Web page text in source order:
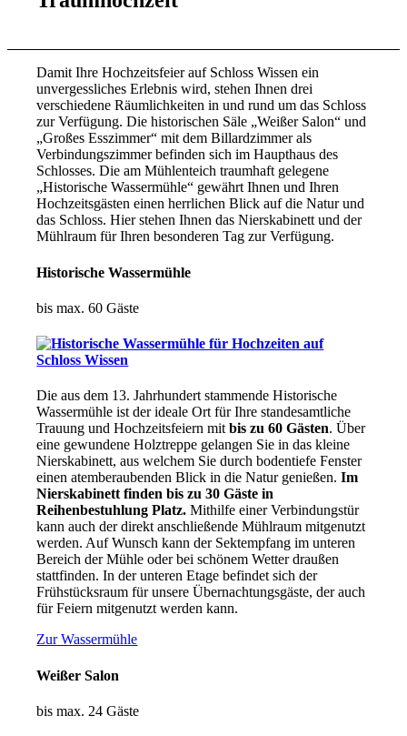
Damit Ihre Hochzeitsfeier auf Schloss Wissen ein
unvergessliches Erlebnis wird, stehen Ihnen drei
verschiedene Räumlichkeiten in und rund um das Schloss
zur Verfügung. Die historischen Säle „Weißer Salon“ und
„Großes Esszimmer“ mit dem Billardzimmer als
Verbindungszimmer befinden sich im Haupthaus des
Schlosses. Die am Mühlenteich traumhaft gelegene
„Historische Wassermühle“ gewährt Ihnen und Ihren
Hochzeitsgästen einen herrlichen Blick auf die Natur und
das Schloss. Hier stehen Ihnen das Nierskabinett und der
Mühlraum für Ihren besonderen Tag zur Verfügung.
Historische Wassermühle
bis max. 60 Gäste
Die aus dem 13. Jahrhundert stammende Historische
Wassermühle ist der ideale Ort für Ihre standesamtliche
Trauung und Hochzeitsfeiern mitbis zu 60 Gästen. Über
eine gewundene Holztreppe gelangen Sie in das kleine
Nierskabinett, aus welchem Sie durch bodentiefe Fenster
einen atemberaubenden Blick in die Natur genießen.Im
Nierskabinett finden bis zu 30 Gäste in
Reihenbestuhlung Platz. Mithilfe einer Verbindungstür
kann auch der direkt anschließende Mühlraum mitgenutzt
werden. Auf Wunsch kann der Sektempfang im unteren
Bereich der Mühle oder bei schönem Wetter draußen
stattfinden. In der unteren Etage befindet sich der
Frühstücksraum für unsere Übernachtungsgäste, der auch
für Feiern mitgenutzt werden kann.
Zur Wassermühle
Weißer Salon
bis max. 24 Gäste